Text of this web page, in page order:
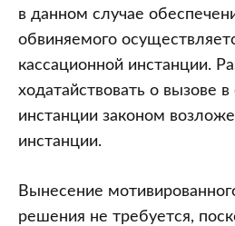
в данном случае
обвиняемого
кассационной инстанции.
ходатайствовать о вызове в
инстанции законом
инстанции.
Вынесение
решения не требуется,